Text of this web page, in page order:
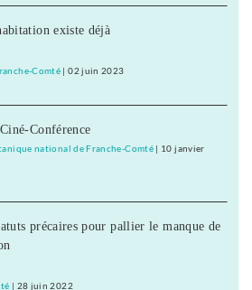
existe déjà
Comté |02 juin 2023
Conférence
national de Franche-Comté| 10 janvier
précaires pour pallier le manque de
| 28 juin 2022